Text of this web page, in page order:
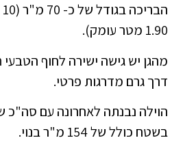
1.90 מטר עומק).
מהגן יש גישה ישירה לחוף
דרך גרם מדרגות פרטי.
בשטח כולל של 154 מ"ר בנוי.